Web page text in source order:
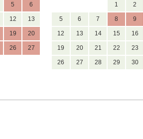
5 6
12 13
19 20
26 27
1 2
5 6 7 8 9
12 13 14 15 16
19 20 21 22 23
26 27 28 29 30